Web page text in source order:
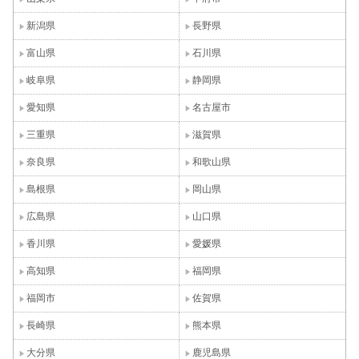
新潟県 長野県
富山県 石川県
岐阜県 静岡県
愛知県 名古屋市
三重県 滋賀県
奈良県 和歌山県
島根県 岡山県
広島県 山口県
香川県 愛媛県
高知県 福岡県
福岡市 佐賀県
長崎県 熊本県
大分県 鹿児島県